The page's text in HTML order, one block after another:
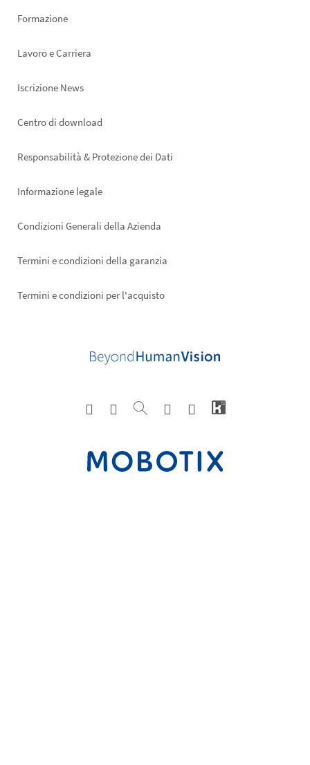
Formazione
Lavoro e Carriera
Iscrizione News
Footer
Centro di download
Responsabilità & Protezione dei Dati
Informazione legale
Condizioni Generali della Azienda
Termini e condizioni della garanzia
Termini e condizioni per l'acquisto